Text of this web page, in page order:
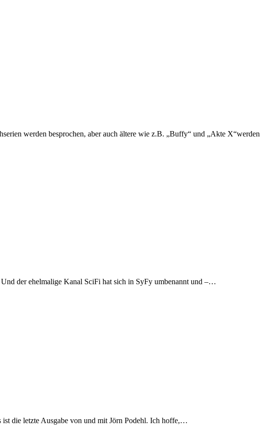
Und der ehelmalige Kanal SciFi hat sich in SyFy umbenannt und –…
ist die letzte Ausgabe von und mit Jörn Podehl. Ich hoffe,…